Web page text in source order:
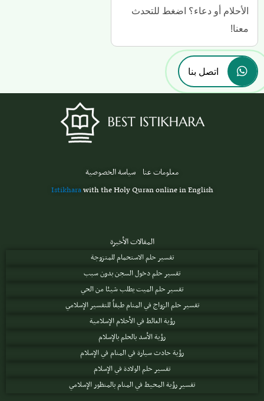
الأحلام أو دعاء؟ اضغط للتحدث
معنا!
اتصل بنا
معلومات عنا سياسة الخصوصية
Istikharawith the Holy Quran online in English
المقالات الأخيرة
تفسير حلم الاستحمام للمتزوجة
تفسير حلم دخول السجن بدون سبب
تفسير حلم الميت يطلب شيئا من الحي
تفسير حلم الزواج في المنام طبقاً للتفسير الإسلامي
رؤية الغائط في الأحلام الإسلامية
رؤية الأسد بالحلم بالإسلام
رؤية حادث سيارة في المنام في الإسلام
تفسير حلم الولادة في الإسلام
تفسير رؤية المحيط في المنام بالمنظور الإسلامي